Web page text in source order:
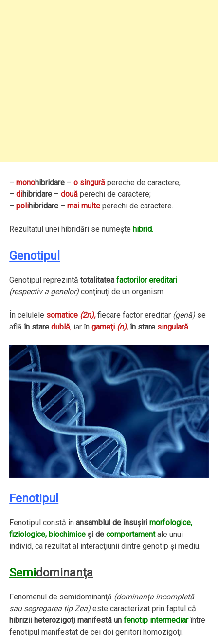
– monohibridare –o singură pereche de caractere;
–dihibridare –două perechi de caractere;
–polihibridare –mai multe perechi de caractere.
Rezultatul unei hibridări se numeştehibrid.
Genotipul
Genotipul reprezintătotalitateafactorilor ereditari
(respectiv a genelor) conţinuţi de un organism.
În celulele somatice (2n),fiecare factor ereditar (genă) se
aflăîn staredublă, iar îngameţi (n),în stare singulară.
Fenotipul
Fenotipul constă înansamblul de însuşirimorfologice,
fiziologice, biochimice şi decomportamentale unui
individ, ca rezultat al interacţiunii dintre genotip şi mediu.
Semidominanţa
Fenomenul de semidominanţă (dominanţa incompletă
sau segregarea tip Zea) este caracterizat prin faptul că
hibrizii heterozigoţi manifestă unfenotip intermediarîntre
fenotipul manifestat de cei doi genitori homozigoţi.